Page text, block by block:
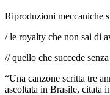
Riproduzioni meccaniche
/ le royalty che non sai di
// quello che succede
“Una canzone scritta tre
ascoltata in Brasile, citata